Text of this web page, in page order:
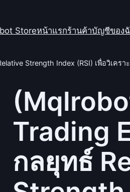
Storeหน้าแรกร้านค้าบัญชีของ
Strength Index (RSI) เพื่อวิเค
Trading
กลยุทธ์